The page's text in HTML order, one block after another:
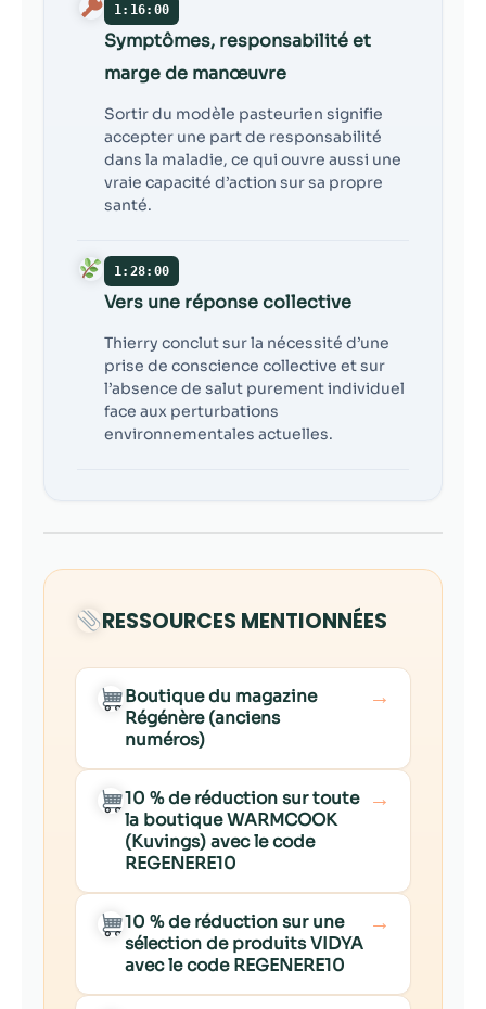
1:16:00
Symptômes, responsabilité et
marge de manœuvre
Sortir du modèle pasteurien signifie
accepter une part de responsabilité
dans la maladie, ce qui ouvre aussi une
vraie capacité d’action sur sa propre
santé.
1:28:00
Vers une réponse collective
Thierry conclut sur la nécessité d’une
prise de conscience collective et sur
l’absence de salut purement individuel
face aux perturbations
environnementales actuelles.
RESSOURCES MENTIONNÉES
Boutique du magazine
Régénère (anciens
numéros)
→
10 % de réduction sur toute
la boutique WARMCOOK
(Kuvings) avec le code
REGENERE10
→
10 % de réduction sur une
sélection de produits VIDYA
avec le code REGENERE10
→